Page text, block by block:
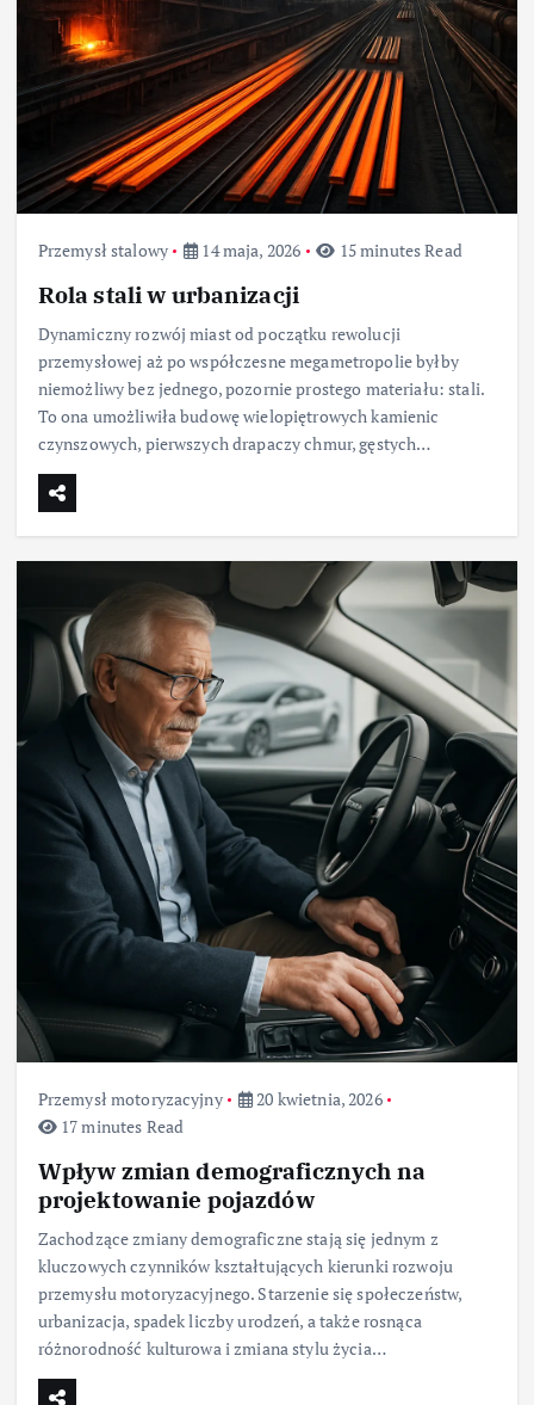
Przemysł stalowy 14 maja, 2026 15 minutes Read
Rola stali w urbanizacji
Dynamiczny rozwój miast od początku rewolucji
przemysłowej aż po współczesne megametropolie byłby
niemożliwy bez jednego, pozornie prostego materiału: stali.
To ona umożliwiła budowę wielopiętrowych kamienic
czynszowych, pierwszych drapaczy chmur, gęstych…
Przemysł motoryzacyjny
20 kwietnia, 2026
17 minutes Read
Wpływ zmian demograficznych na
projektowanie pojazdów
Zachodzące zmiany demograficzne stają się jednym z
kluczowych czynników kształtujących kierunki rozwoju
przemysłu motoryzacyjnego. Starzenie się społeczeństw,
urbanizacja, spadek liczby urodzeń, a także rosnąca
różnorodność kulturowa i zmiana stylu życia…